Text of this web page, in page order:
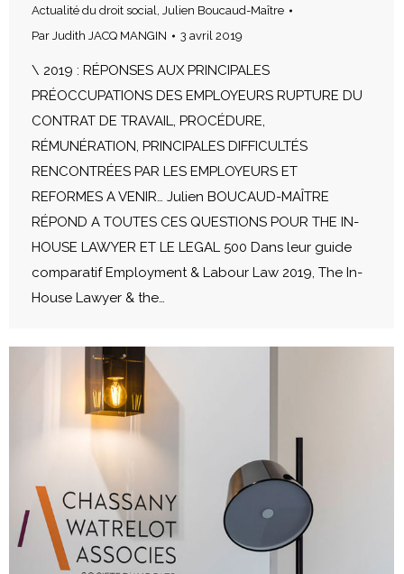
Actualité du droit social
Julien Boucaud-Maître
Par Judith JACQ MANGIN 3 avril 2019
\ 2019 : RÉPONSES AUX PRINCIPALES
PRÉOCCUPATIONS DES EMPLOYEURS RUPTURE DU
CONTRAT DE TRAVAIL, PROCÉDURE,
RÉMUNÉRATION, PRINCIPALES DIFFICULTÉS
RENCONTRÉES PAR LES EMPLOYEURS ET
REFORMES A VENIR… Julien BOUCAUD-MAÎTRE
RÉPOND A TOUTES CES QUESTIONS POUR THE IN-
HOUSE LAWYER ET LE LEGAL 500 Dans leur guide
comparatif Employment & Labour Law 2019, The In-
House Lawyer & the…